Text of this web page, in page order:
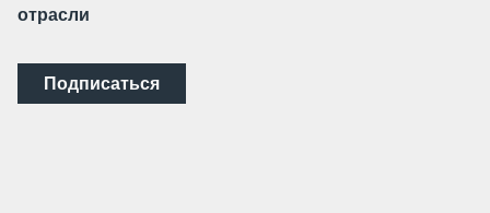
отрасли
Подписаться